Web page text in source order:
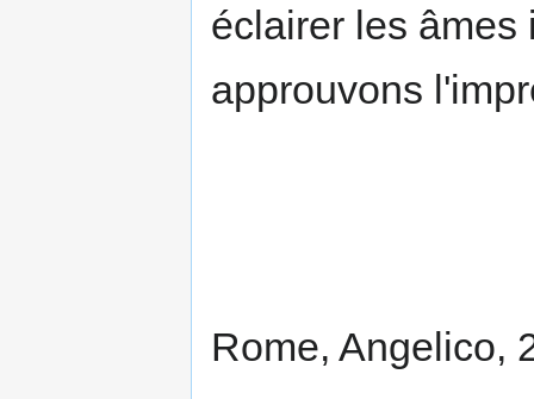
éclairer les âmes
approuvons
Rome, Angelico,